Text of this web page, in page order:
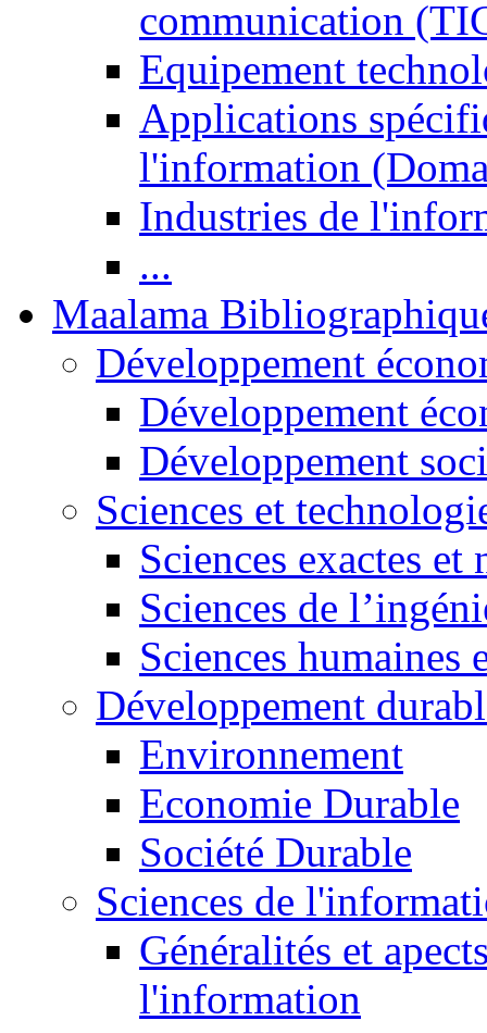
communication
Equipement
Applications
l'information
Industries de
...
Maalama
Développement
Développement
Développement
Sciences et
Sciences exactes et
Sciences de
Sciences humaines
Développement
Environnement
Economie Durable
Société Durable
Sciences de
Généralités et
l'information